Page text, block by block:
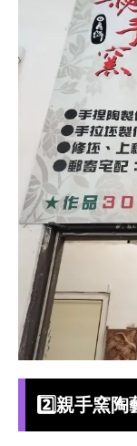
2️⃣親手窯陶